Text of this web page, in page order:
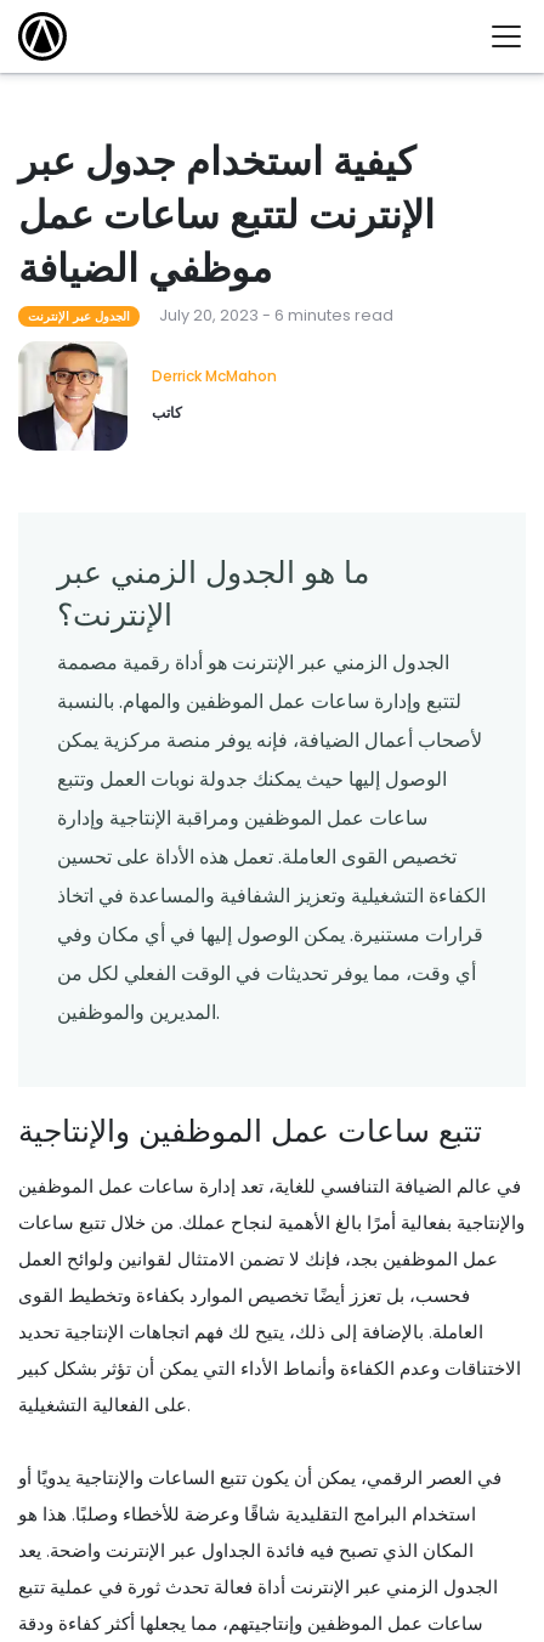
كيفية استخدام جدول عبر
الإنترنت لتتبع ساعات عمل
موظفي الضيافة
الجدول عبر الإنترنت July 20, 2023 - 6 minutes read
Derrick McMahon
كاتب
ما هو الجدول الزمني عبر
الإنترنت؟
الجدول الزمني عبر الإنترنت هو أداة رقمية مصممة
لتتبع وإدارة ساعات عمل الموظفين والمهام. بالنسبة
لأصحاب أعمال الضيافة، فإنه يوفر منصة مركزية يمكن
الوصول إليها حيث يمكنك جدولة نوبات العمل وتتبع
ساعات عمل الموظفين ومراقبة الإنتاجية وإدارة
تخصيص القوى العاملة. تعمل هذه الأداة على تحسين
الكفاءة التشغيلية وتعزيز الشفافية والمساعدة في اتخاذ
قرارات مستنيرة. يمكن الوصول إليها في أي مكان وفي
أي وقت، مما يوفر تحديثات في الوقت الفعلي لكل من
المديرين والموظفين.
تتبع ساعات عمل الموظفين والإنتاجية
في عالم الضيافة التنافسي للغاية، تعد إدارة ساعات عمل الموظفين
والإنتاجية بفعالية أمرًا بالغ الأهمية لنجاح عملك. من خلال تتبع ساعات
عمل الموظفين بجد، فإنك لا تضمن الامتثال لقوانين ولوائح العمل
فحسب، بل تعزز أيضًا تخصيص الموارد بكفاءة وتخطيط القوى
العاملة. بالإضافة إلى ذلك، يتيح لك فهم اتجاهات الإنتاجية تحديد
الاختناقات وعدم الكفاءة وأنماط الأداء التي يمكن أن تؤثر بشكل كبير
على الفعالية التشغيلية.
في العصر الرقمي، يمكن أن يكون تتبع الساعات والإنتاجية يدويًا أو
استخدام البرامج التقليدية شاقًا وعرضة للأخطاء وصلبًا. هذا هو
المكان الذي تصبح فيه فائدة الجداول عبر الإنترنت واضحة. يعد
الجدول الزمني عبر الإنترنت أداة فعالة تحدث ثورة في عملية تتبع
ساعات عمل الموظفين وإنتاجيتهم، مما يجعلها أكثر كفاءة ودقة